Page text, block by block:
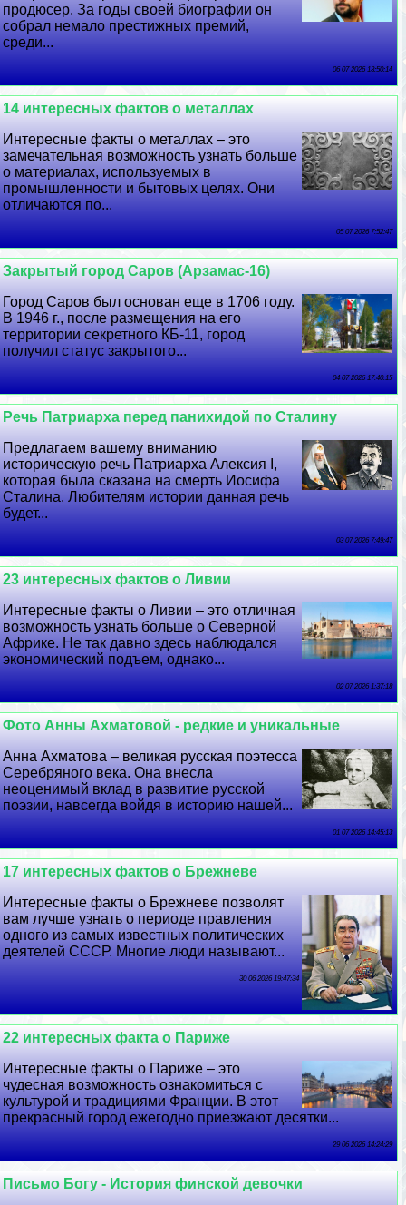
продюсер. За годы своей биографии он
собрал немало престижных премий,
среди...
06 07 2026 13:50:14
14 интересных фактов о металлах
Интересные факты о металлах – это
замечательная возможность узнать больше
о материалах, используемых в
промышленности и бытовых целях. Они
отличаются по...
05 07 2026 7:52:47
Закрытый город Саров (Арзамас-16)
Город Саров был основан еще в 1706 году.
В 1946 г., после размещения на его
территории секретного КБ-11, город
получил статус закрытого...
04 07 2026 17:40:15
Речь Патриарха перед панихидой по Сталину
Предлагаем вашему вниманию
историческую речь Патриарха Алексия I,
которая была сказана на cмepть Иосифа
Сталина. Любителям истории данная речь
будет...
03 07 2026 7:49:47
23 интересных фактов о Ливии
Интересные факты о Ливии – это отличная
возможность узнать больше о Северной
Африке. Не так давно здесь наблюдался
экономический подъем, однако...
02 07 2026 1:37:18
Фото Анны Ахматовой - редкие и уникальные
Анна Ахматова – великая русская поэтесса
Серебряного века. Она внесла
неоценимый вклад в развитие русской
поэзии, навсегда войдя в историю нашей...
01 07 2026 14:45:13
17 интересных фактов о Брежневе
Интересные факты о Брежневе позволят
вам лучше узнать о периоде правления
одного из самых известных политических
деятелей СССР. Многие люди называют...
30 06 2026 19:47:34
22 интересных факта о Париже
Интересные факты о Париже – это
чудесная возможность ознакомиться с
культурой и традициями Франции. В этот
прекрасный город ежегодно приезжают десятки...
29 06 2026 14:24:29
Письмо Богу - История финской дeвoчки